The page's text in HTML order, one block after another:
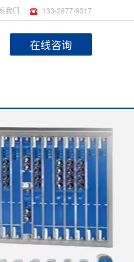
我们 133-2877-9317
在线咨询